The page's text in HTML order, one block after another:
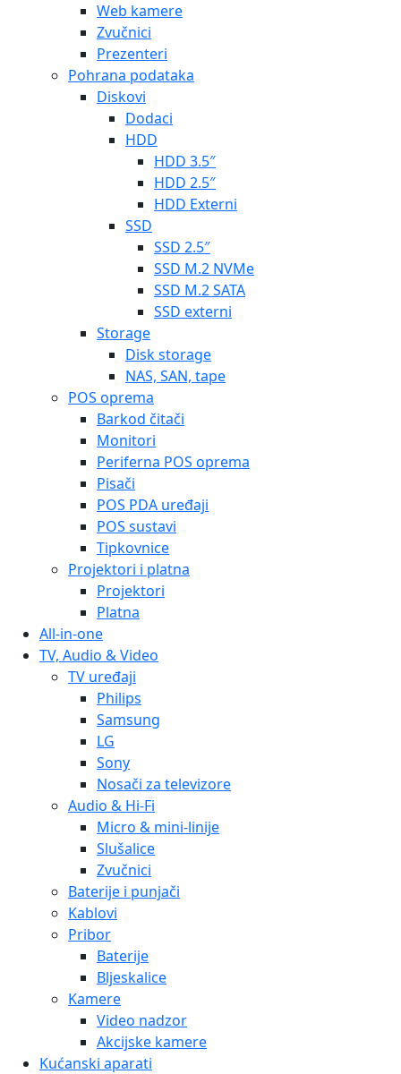
Web kamere
Zvučnici
Prezenteri
Pohrana podataka
Diskovi
Dodaci
HDD
HDD 3.5″
HDD 2.5″
HDD Externi
SSD
SSD 2.5″
SSD M.2 NVMe
SSD M.2 SATA
SSD externi
Storage
Disk storage
NAS, SAN, tape
POS oprema
Barkod čitači
Monitori
Periferna POS oprema
Pisači
POS PDA uređaji
POS sustavi
Tipkovnice
Projektori i platna
Projektori
Platna
All-in-one
TV, Audio & Video
TV uređaji
Philips
Samsung
LG
Sony
Nosači za televizore
Audio & Hi-Fi
Micro & mini-linije
Slušalice
Zvučnici
Baterije i punjači
Kablovi
Pribor
Baterije
Bljeskalice
Kamere
Video nadzor
Akcijske kamere
Kućanski aparati